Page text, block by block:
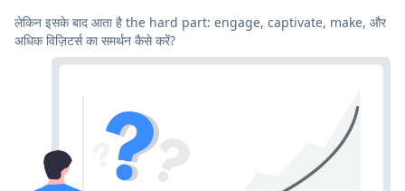
लेकिन इसके बाद आता है the hard part: engage, captivate, make, और
अधिक विज़िटर्स का समर्थन कैसे करें?